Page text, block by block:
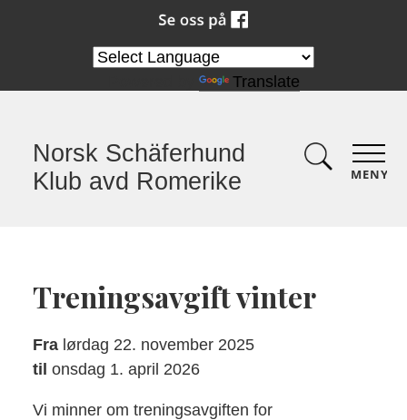
Norsk Schäferhund
Klub avd Romerike
MENY
Treningsavgift vinter
Fralørdag 22. november 2025
til onsdag 1. april 2026
Vi minner om treningsavgiften for
Translate